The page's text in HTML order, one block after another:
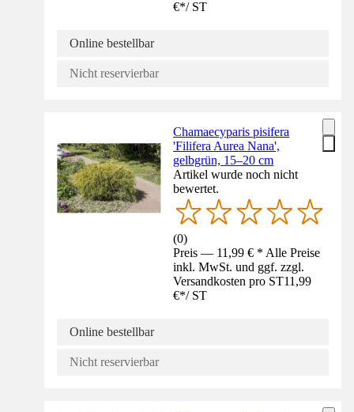
€*/ ST
Online bestellbar
Nicht reservierbar
Chamaecyparis pisifera
'Filifera Aurea Nana',
gelbgrün, 15–20 cm
Artikel wurde noch nicht
bewertet.
(0)
Preis — 11,99 € * Alle Preise
inkl. MwSt. und ggf. zzgl.
Versandkosten pro ST11,99
€*/ ST
Online bestellbar
Nicht reservierbar